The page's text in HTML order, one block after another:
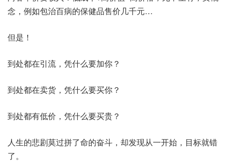
念，例如包治百病的保健品售价几千元…
但是！
到处都在引流，凭什么要加你？
到处都在卖货，凭什么要买你？
到处都有低价，凭什么要买贵？
人生的悲剧莫过拼了命的奋斗，却发现从一开始，目标就错
了。